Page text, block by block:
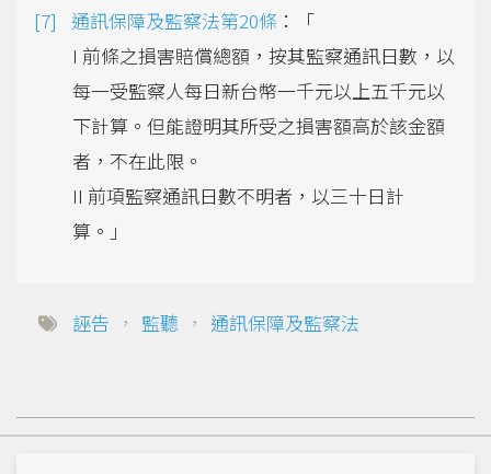
通訊保障及監察法第20條 ：「
I 前條之損害賠償總額，按其監察通訊日數，以
每一受監察人每日新台幣一千元以上五千元以
下計算。但能證明其所受之損害額高於該金額
者，不在此限。
II 前項監察通訊日數不明者，以三十日計
算。」
誣告 ， 監聽 ， 通訊保障及監察法